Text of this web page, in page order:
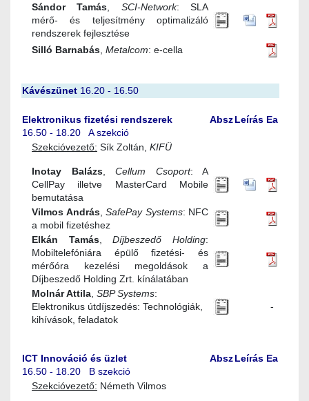
Sándor Tamás SCI-Network: SLA
mérő- és teljesítmény optimalizáló
rendszerek fejlesztése
Silló Barnabás Metalcom: e-cella
Kávészünet 16.20 - 16.50
Elektronikus fizetési rendszerek
16.50 - 18.20 A szekció
AbszLeírás Ea
Szekcióvezető: Sík Zoltán, KIFÜ
Inotay Balázs, Cellum Csoport: A
CellPay illetve MasterCard Mobile
bemutatása
Vilmos András, SafePay Systems: NFC
a mobil fizetéshez
Elkán Tamás,Díjbeszedő Holding:
Mobiltelefóniára épülő fizetési- és
mérőóra kezelési megoldások a
Díjbeszedő Holding Zrt. kínálatában
Molnár Attila SBP Systems:
Elektronikus útdíjszedés: Technológiák,
kihívások, feladatok
-
ICT Innováció és üzlet
16.50 - 18.20 B szekció
AbszLeírás Ea
Szekcióvezető: Németh Vilmos